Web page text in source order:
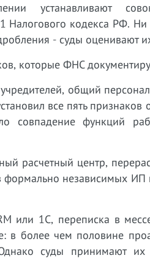
устанавливают
Налогового кодекса РФ.
- суды оценивают
которые ФНС
общий
все пять
совпадение функций
расчетный центр,
независимых ИП
или 1С, переписка в
в более чем половине
суды принимают